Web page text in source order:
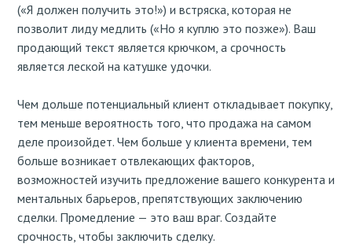
(«Я должен получить это!») и встряска, которая не
позволит лиду медлить («Но я куплю это позже»). Ваш
продающий текст является крючком, а срочность
является леской на катушке удочки.
Чем дольше потенциальный клиент откладывает покупку,
тем меньше вероятность того, что продажа на самом
деле произойдет. Чем больше у клиента времени, тем
больше возникает отвлекающих факторов,
возможностей изучить предложение вашего конкурента и
ментальных барьеров, препятствующих заключению
сделки. Промедление — это ваш враг. Создайте
срочность, чтобы заключить сделку.